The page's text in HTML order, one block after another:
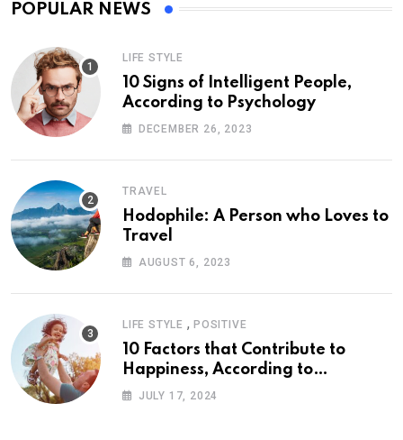
POPULAR NEWS
LIFE STYLE
10 Signs of Intelligent People,
According to Psychology
DECEMBER 26, 2023
TRAVEL
Hodophile: A Person who Loves to
Travel
AUGUST 6, 2023
LIFE STYLE , POSITIVE
10 Factors that Contribute to
Happiness, According to
Psychology
JULY 17, 2024